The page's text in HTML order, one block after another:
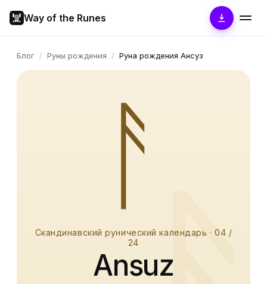
Way of the Runes
Блог / Руны рождения / Руна рождения Ансуз
ᚨ
Скандинавский рунический календарь ·04 /
24
Ansuz